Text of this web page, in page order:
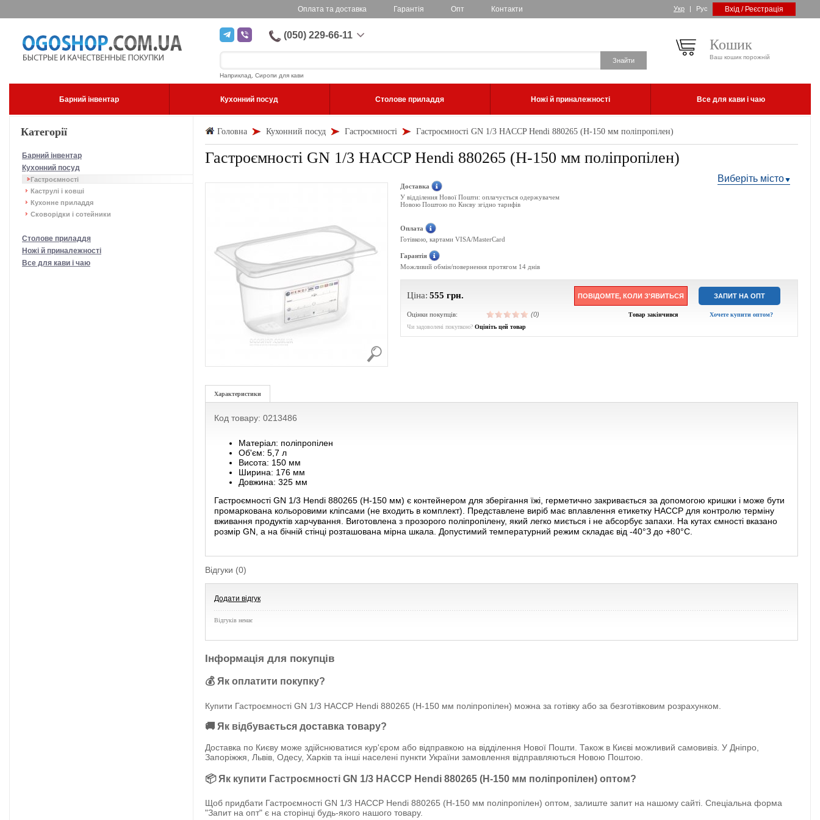
Оплата та доставка Гарантія Опт Контакти Укр | Рус Вхід / Реєстрація
(050) 229-66-11
Наприклад, Сиропи для кави
Кошик
Ваш кошик порожній
Барний інвентар Кухонний посуд Столове приладдя Ножі й приналежності Все для кави і чаю
Категорії
Барний інвентар
Кухонний посуд
Гастроємності
Каструлі і ковші
Кухонне приладдя
Сковорідки і сотейники
Столове приладдя
Ножі й приналежності
Все для кави і чаю
Головна Кухонний посуд Гастроємності Гастроємності GN 1/3 HACCP Hendi 880265 (Н-150 мм поліпропілен)
Гастроємності GN 1/3 HACCP Hendi 880265 (Н-150 мм поліпропілен)
Виберіть місто
Доставка
У відділення Нової Пошти: оплачується одержувачем
Новою Поштою по Києву згідно тарифів
Оплата
Готівкою, картами VISA/MasterCard
Гарантія
Можливий обмін/повернення протягом 14 днів
Ціна: 555 грн. ПОВІДОМТЕ, КОЛИ З'ЯВИТЬСЯ ЗАПИТ НА ОПТ
Оцінки покупців: (0) Товар закінчився
Хочете купити оптом?
Чи задоволені покупкою? Оцініть цей товар
Характеристики
Код товару: 0213486
Матеріал: поліпропілен
Об'єм: 5,7 л
Висота: 150 мм
Ширина: 176 мм
Довжина: 325 мм
Гастроємності GN 1/3 Hendi 880265 (Н-150 мм) є контейнером для зберігання їжі, герметично закривається за допомогою кришки і може бути
промаркована кольоровими кліпсами (не входить в комплект). Представлене виріб має вплавлення етикетку НАССР для контролю терміну
вживання продуктів харчування. Виготовлена ​​з прозорого поліпропілену, який легко миється і не абсорбує запахи. На кутах ємності вказано
розмір GN, а на бічній стінці розташована мірна шкала. Допустимий температурний режим складає від -40°З до +80°С.
Відгуки (0)
Додати відгук
Відгуків немає
Інформація для покупців
💰 Як оплатити покупку?
Купити Гастроємності GN 1/3 HACCP Hendi 880265 (Н-150 мм поліпропілен) можна за готівку або за безготівковим розрахунком.
🚚 Як відбувається доставка товару?
Доставка по Києву може здійснюватися кур'єром або відправкою на відділення Нової Пошти. Також в Києві можливий самовивіз. У Дніпро,
Запоріжжя, Львів, Одесу, Харків та інші населені пункти України замовлення відправляються Новою Поштою.
📦 Як купити Гастроємності GN 1/3 HACCP Hendi 880265 (Н-150 мм поліпропілен) оптом?
Щоб придбати Гастроємності GN 1/3 HACCP Hendi 880265 (Н-150 мм поліпропілен) оптом, залиште запит на нашому сайті. Спеціальна форма
"Запит на опт" є на сторінці будь-якого нашого товару.